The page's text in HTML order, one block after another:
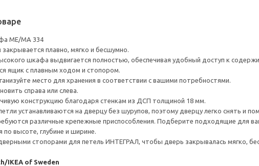
ME/MA 334
плавно, мягко и бесшумно.
шкафа выдвигается полностью, обеспечивая удобный доступ к
ящик с плавным ходом и стопором.
место для хранения в соответствии с вашими потребностями.
справа или слева.
конструкцию благодаря стенкам из ДСП толщиной 18 мм.
устанавливаются на дверцу без шурупов, поэтому дверцу легко снять и
различные крепежные приспособления. Подберите подходящие для
по высоте, глубине и ширине.
стопорами для петель ИНТЕГРАЛ, чтобы дверь закрывалась мягко,
IKEA of Sweden